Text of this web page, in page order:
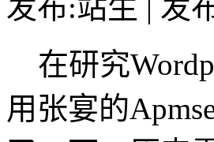
发布:站生 | 发
在研究
用张宴的